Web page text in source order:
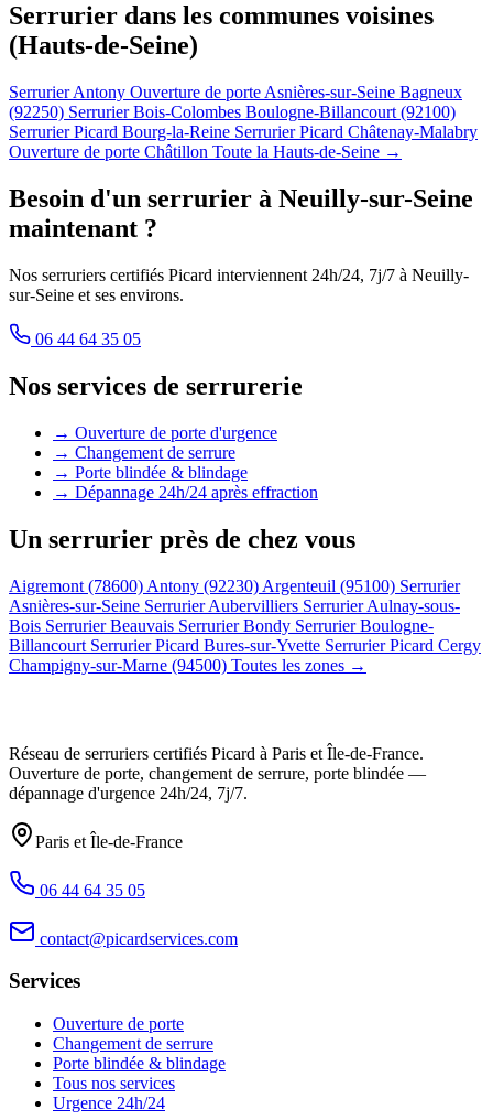
Serrurier dans les communes voisines
(Hauts-de-Seine)
Serrurier Antony Ouverture de porte Asnières-sur-Seine Bagneux
(92250) Serrurier Bois-Colombes Boulogne-Billancourt (92100)
Serrurier Picard Bourg-la-Reine Serrurier Picard Châtenay-Malabry
Ouverture de porte Châtillon Toute la Hauts-de-Seine →
Besoin d'un serrurier à Neuilly-sur-Seine
maintenant ?
Nos serruriers certifiés Picard interviennent 24h/24, 7j/7 à Neuilly-
sur-Seine et ses environs.
06 44 64 35 05
Nos services de serrurerie
→ Ouverture de porte d'urgence
→ Changement de serrure
→ Porte blindée & blindage
→ Dépannage 24h/24 après effraction
Un serrurier près de chez vous
Aigremont (78600) Antony (92230) Argenteuil (95100) Serrurier
Asnières-sur-Seine Serrurier Aubervilliers Serrurier Aulnay-sous-
Bois Serrurier Beauvais Serrurier Bondy Serrurier Boulogne-
Billancourt Serrurier Picard Bures-sur-Yvette Serrurier Picard Cergy
Champigny-sur-Marne (94500) Toutes les zones →
Réseau de serruriers certifiés Picard à Paris et Île-de-France.
Ouverture de porte, changement de serrure, porte blindée —
dépannage d'urgence 24h/24, 7j/7.
Paris et Île-de-France
06 44 64 35 05
contact@picardservices.com
Services
Ouverture de porte
Changement de serrure
Porte blindée & blindage
Tous nos services
Urgence 24h/24